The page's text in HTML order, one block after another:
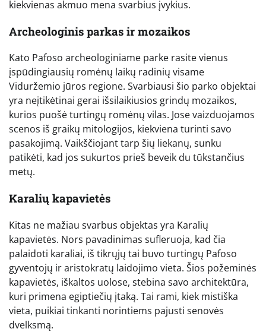
kiekvienas akmuo mena svarbius įvykius.
Archeologinis parkas ir mozaikos
Kato Pafoso archeologiniame parke rasite vienus
įspūdingiausių romėnų laikų radinių visame
Viduržemio jūros regione. Svarbiausi šio parko objektai
yra neįtikėtinai gerai išsilaikiusios grindų mozaikos,
kurios puošė turtingų romėnų vilas. Jose vaizduojamos
scenos iš graikų mitologijos, kiekviena turinti savo
pasakojimą. Vaikščiojant tarp šių liekanų, sunku
patikėti, kad jos sukurtos prieš beveik du tūkstančius
metų.
Karalių kapavietės
Kitas ne mažiau svarbus objektas yra Karalių
kapavietės. Nors pavadinimas sufleruoja, kad čia
palaidoti karaliai, iš tikrųjų tai buvo turtingų Pafoso
gyventojų ir aristokratų laidojimo vieta. Šios požeminės
kapavietės, iškaltos uolose, stebina savo architektūra,
kuri primena egiptiečių įtaką. Tai rami, kiek mistiška
vieta, puikiai tinkanti norintiems pajusti senovės
dvelksmą.